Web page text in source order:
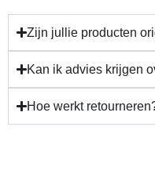
Zijn jullie producten
Kan ik advies krijgen
Hoe werkt